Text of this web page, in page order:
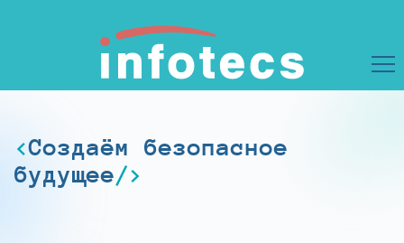
Создаём безопасное
будущее